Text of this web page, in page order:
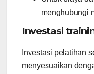
menghubungi
Investasi
Investasi pelatihan
menyesuaikan